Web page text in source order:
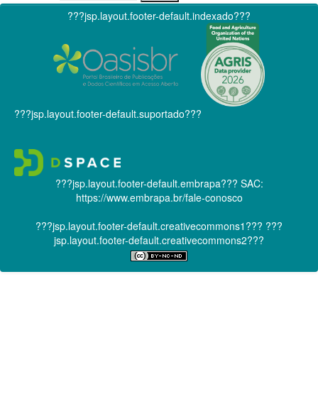
???jsp.layout.footer-default.indexado???
???jsp.layout.footer-default.suportado???
???jsp.layout.footer-default.embrapa??? SAC:
https://www.embrapa.br/fale-conosco
???jsp.layout.footer-default.creativecommons1??? ???
jsp.layout.footer-default.creativecommons2???